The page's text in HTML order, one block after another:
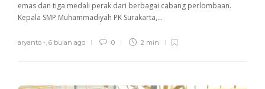
emas dan tiga medali perak dari berbagai cabang perlombaan.
Kepala SMP Muhammadiyah PK Surakarta,...
aryanto -, 6 bulan ago 0 2 min